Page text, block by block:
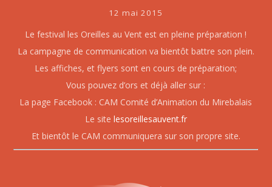
12 mai 2015
Le festival les Oreilles au Vent est en pleine préparation !
La campagne de communication va bientôt battre son plein.
Les affiches, et flyers sont en cours de préparation;
Vous pouvez d’ors et déjà aller sur :
La page Facebook : CAM Comité d’Animation du Mirebalais
Le site lesoreillesauvent.fr
Et bientôt le CAM communiquera sur son propre site.